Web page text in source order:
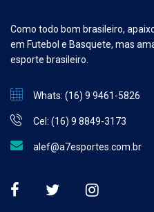
Como todo bom brasileiro,
em Futebol e Basquete, mas
esporte brasileiro.
Whats: (16) 9 9461-5826
Cel: (16) 9 8849-3173
alef@a7esportes.com.br